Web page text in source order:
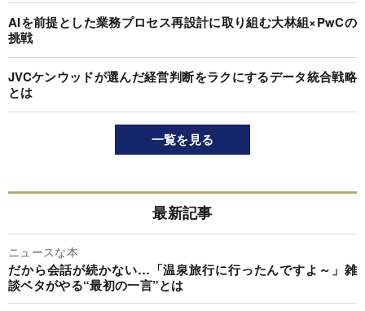
AIを前提とした業務プロセス再設計に取り組む大林組×PwCの
挑戦
JVCケンウッドが選んだ経営判断をラクにするデータ統合戦略
とは
一覧を見る
最新記事
ニュースな本
だから会話が続かない…「温泉旅行に行ったんですよ～」雑
談ベタがやる“最初の一言”とは